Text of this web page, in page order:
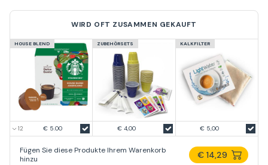
WIRD OFT ZUSAMMEN GEKAUFT
HOUSE BLEND
€ 5.00
ZUBEHÖRSETS
€ 4,00
KALKFILTER
€ 5,00
Fügen Sie diese Produkte Ihrem Warenkorb
hinzu
€ 14,29